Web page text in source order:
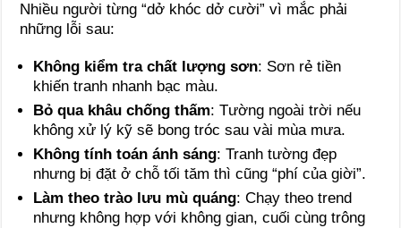
Nhiều người từng “dở khóc dở cười” vì mắc phải
những lỗi sau:
Không kiểm tra chất lượng sơn: Sơn rẻ tiền
khiến tranh nhanh bạc màu.
Bỏ qua khâu chống thấm: Tường ngoài trời nếu
không xử lý kỹ sẽ bong tróc sau vài mùa mưa.
Không tính toán ánh sáng: Tranh tường đẹp
nhưng bị đặt ở chỗ tối tăm thì cũng “phí của giời”.
Làm theo trào lưu mù quáng: Chạy theo trend
nhưng không hợp với không gian, cuối cùng trông